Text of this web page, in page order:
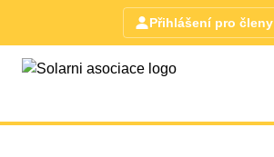
Přihlášení pro členy